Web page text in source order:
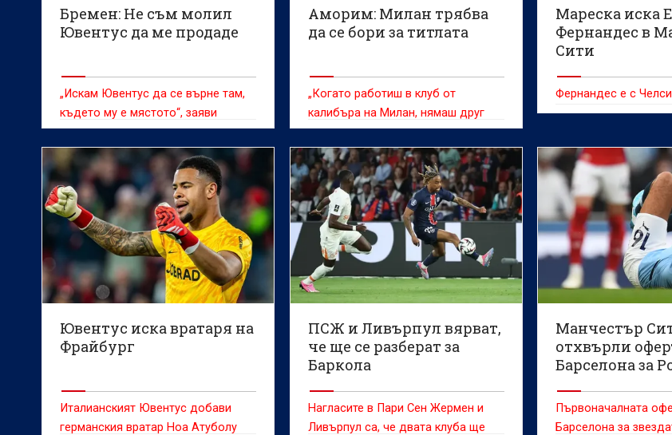
Бремен: Не съм молил
Ювентус да ме продаде
„Искам Ювентус да се върне там,
където му е мястото“, заяви
защитникът
Аморим: Милан трябва
да се бори за титлата
„Когато работиш в клуб от
калибъра на Милан, нямаш друг
вариант“
Мареска иска
Фернандес в
Сити
Фернандес е с Челси
Ювентус иска вратаря на
Фрайбург
Италианският Ювентус добави
германския вратар Ноа Атуболу
ПСЖ и Ливърпул вярват,
че ще се разберат за
Баркола
Нагласите в Пари Сен Жермен и
Ливърпул са, че двата клуба ще
Манчестър
отхвърли
Барселона за
Първоначалната
Барселона за